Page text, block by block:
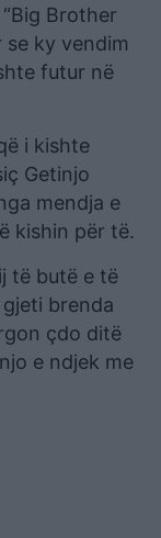
Brother
se ky vendim
futur në
i kishte
Getinjo
mendja e
kishin për të.
të butë e të
brenda
çdo ditë
e ndjek me